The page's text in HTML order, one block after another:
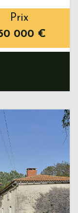
Prix
000 €